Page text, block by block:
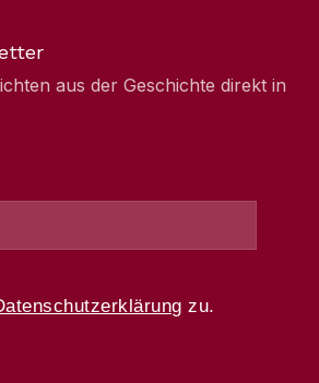
aus der Geschichte direkt in